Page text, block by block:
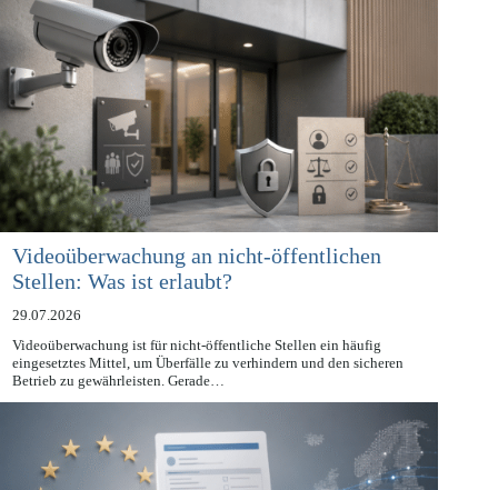
Videoüberwachung an nicht-öffentlichen
Stellen: Was ist erlaubt?
29.07.2026
Videoüberwachung ist für nicht-öffentliche Stellen ein häufig
eingesetztes Mittel, um Überfälle zu verhindern und den sicheren
Betrieb zu gewährleisten. Gerade…